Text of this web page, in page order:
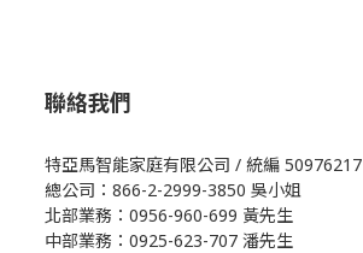
聯絡我們
特亞馬智能家庭有限公司 / 統編 50976217
總公司：866-2-2999-3850 吳小姐
北部業務：0956-960-699 黃先生
中部業務：0925-623-707 潘先生